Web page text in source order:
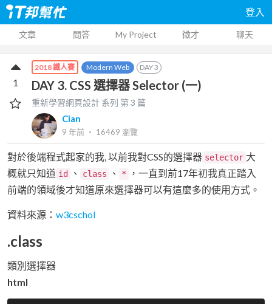
登入
文章 問答 My Project 徵才 聊天
2018 鐵人賽 Modern Web DAY3
DAY 3. CSS 選擇器 Selector (一)
重新學習網頁設計 系列 第3 篇
Cian
9 年前 ‧ 16469 瀏覽
1
對於後端程式起家的我, 以前我對CSS的選擇器 selector 大
概就只知道 id 、 class 、 *
，一直到前17年初我真正踏入
前端的領域後才知道原來選擇器可以有這麼多的使用方式。
資料來源： w3cschol
.class
類別選擇器
html